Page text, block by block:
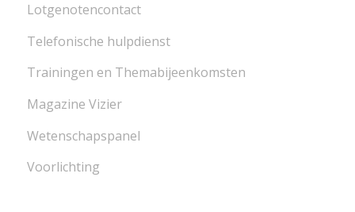
Lotgenotencontact
Telefonische hulpdienst
Trainingen en Themabijeenkomsten
Magazine Vizier
Wetenschapspanel
Voorlichting